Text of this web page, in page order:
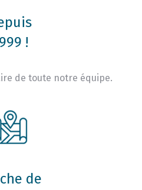
!
de toute notre équipe.
de